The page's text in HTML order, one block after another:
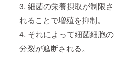
3. 細菌の栄養摂取が制限さ
れることで増殖を抑制。
4. それによって細菌細胞の
分裂が遮断される。